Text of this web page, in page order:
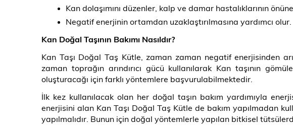
Kan dolaşımını düzenler, kalp ve damar hastalıklarının
Negatif enerjinin ortamdan uzaklaştırılmasına yardımcı olur.
Kan Doğal Taşının Bakımı Nasıldır?
Kan Taşı Doğal Taş Kütle, zaman zaman negatif enerjisinden
zaman toprağın arındırıcı gücü kullanılarak Kan taşının
oluşturacağı için farklı yöntemlere başvurulabilmektedir.
İlk kez kullanılacak olan her doğal taşın bakım yardımıyla
enerjisini alan Kan Taşı Doğal Taş Kütle de bakım yapılmadan
yapılmalıdır. Bunun için doğal yöntemlerle yapılan bitkisel